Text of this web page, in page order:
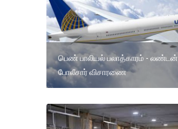
பெண் பாலியல் பலாத்காரம் - லண்டன்
போலீசார் விசாரணை